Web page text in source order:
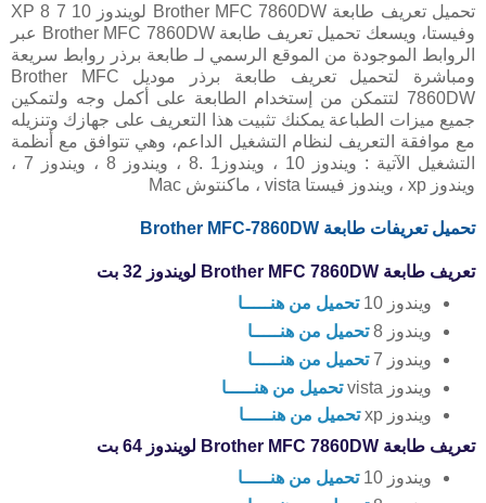
تحميل تعريف طابعة Brother MFC 7860DW لويندوز 10 7 8 XP
وفيستا، ويسعك تحميل تعريف طابعة Brother MFC 7860DW عبر
الروابط الموجودة من الموقع الرسمي لـ طابعة برذر روابط سريعة
ومباشرة لتحميل تعريف طابعة برذر موديل Brother MFC
7860DW لتتمكن من إستخدام الطابعة على أكمل وجه ولتمكين
جميع ميزات الطباعة يمكنك تثبيت هذا التعريف على جهازك وتنزيله
مع موافقة التعريف لنظام التشغيل الداعم، وهي تتوافق مع أنظمة
التشغيل الآتية : ويندوز 10 ، ويندوز1 .8 ، ويندوز 8 ، ويندوز 7 ،
ويندوز xp ، ويندوز فيستا vista ، ماكنتوش Mac
تحميل تعريفات طابعة Brother MFC-7860DW
تعريف طابعة Brother MFC 7860DW لويندوز 32 بت
ويندوز 10
تحميل من هنـــــا
ويندوز 8
تحميل من هنـــــا
ويندوز 7
تحميل من هنـــــا
ويندوز vista
تحميل من هنـــــا
ويندوز xp
تحميل من هنـــــا
تعريف طابعة Brother MFC 7860DW لويندوز 64 بت
ويندوز 10
تحميل من هنـــــا